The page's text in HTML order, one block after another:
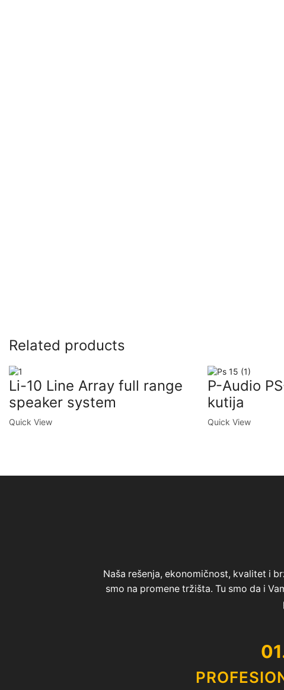
Related products
Li-10 Line Array full range
speaker system
Quick View
P-Audio
kutija
Quick View
Naša rešenja, ekonomičnost, kvalitet i
smo na promene tržišta. Tu smo da i